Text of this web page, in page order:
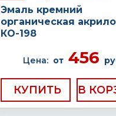
Эмаль кремний
органическая
КО-198
Цена: от 456
КУПИТЬ